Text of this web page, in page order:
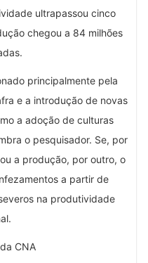
ultrapassou cinco
chegou a 84 milhões
principalmente pela
e a introdução de novas
a adoção de culturas
o pesquisador. Se, por
a produção, por outro, o
a partir de
na produtividade
CNA